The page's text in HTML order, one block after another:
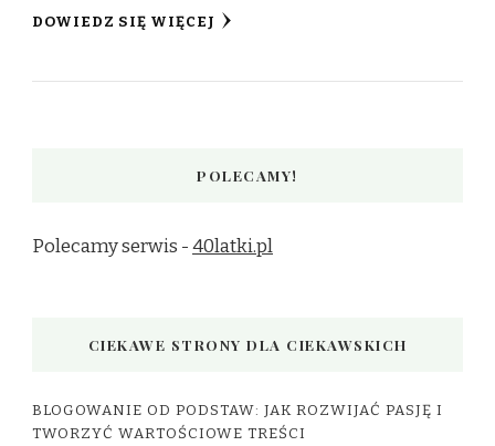
DOWIEDZ SIĘ WIĘCEJ
POLECAMY!
Polecamy serwis -40latki.pl
CIEKAWE STRONY DLA CIEKAWSKICH
BLOGOWANIE OD PODSTAW: JAK ROZWIJAĆ PASJĘ I
TWORZYĆ WARTOŚCIOWE TREŚCI